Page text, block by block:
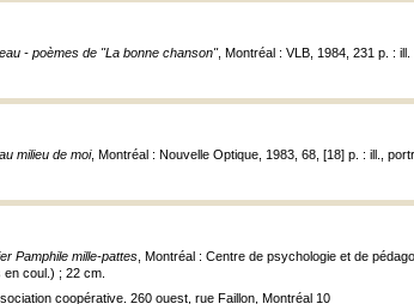
- poèmes de "La bonne chanson", Montréal : VLB, 1984, 231 p. : ill.
milieu de moi, Montréal : Nouvelle Optique, 1983, 68, [18] p. : ill.,
Pamphile mille-pattes , Montréal : Centre de psychologie et de
coul.) ; 22 cm.
coopérative. 260 ouest, rue Faillon, Montréal 10